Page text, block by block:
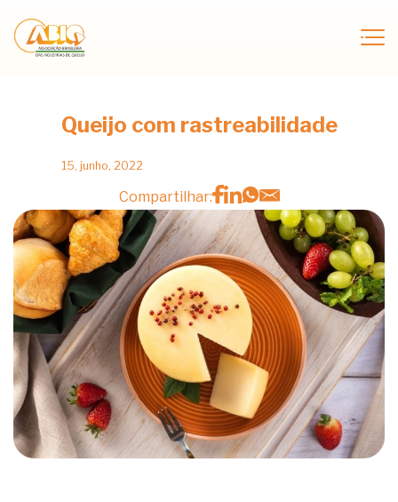
Queijo com rastreabilidade
15, junho, 2022
Compartilhar: